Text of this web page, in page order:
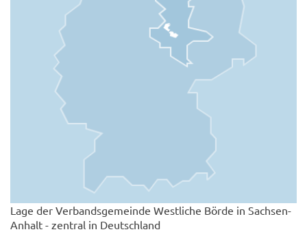
Lage der Verbandsgemeinde Westliche Börde in Sachsen-
Anhalt - zentral in Deutschland